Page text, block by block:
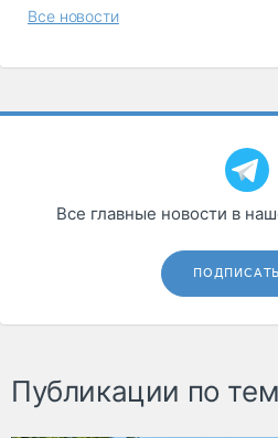
Все новости
Все главные новости в
Публикации по